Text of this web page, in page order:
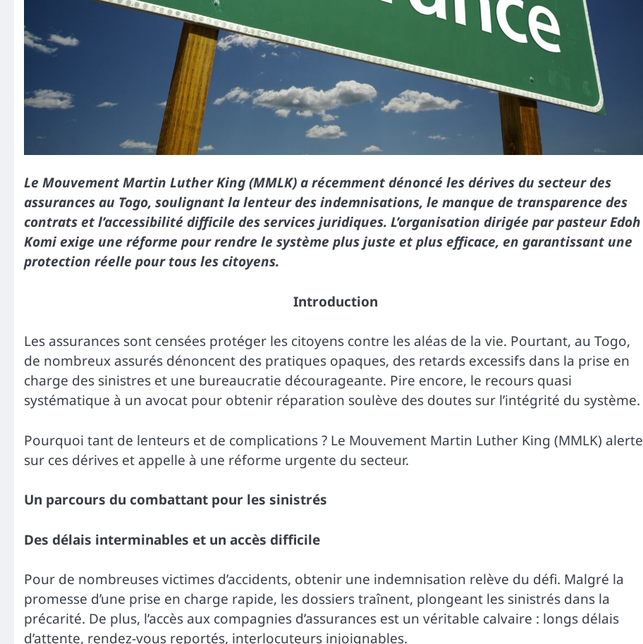
Le Mouvement Martin Luther King (MMLK) a récemment dénoncé les dérives du secteur des
assurances au Togo, soulignant la lenteur des indemnisations, le manque de transparence des
contrats et l’accessibilité difficile des services juridiques. L’organisation dirigée par pasteur Edoh
Komi exige une réforme pour rendre le système plus juste et plus efficace, en garantissant une
protection réelle pour tous les citoyens.
Introduction
Les assurances sont censées protéger les citoyens contre les aléas de la vie. Pourtant, au Togo,
de nombreux assurés dénoncent des pratiques opaques, des retards excessifs dans la prise en
charge des sinistres et une bureaucratie décourageante. Pire encore, le recours quasi
systématique à un avocat pour obtenir réparation soulève des doutes sur l’intégrité du système.
Pourquoi tant de lenteurs et de complications ? Le Mouvement Martin Luther King (MMLK) alerte
sur ces dérives et appelle à une réforme urgente du secteur.
Un parcours du combattant pour les sinistrés
Des délais interminables et un accès difficile
Pour de nombreuses victimes d’accidents, obtenir une indemnisation relève du défi. Malgré la
promesse d’une prise en charge rapide, les dossiers traînent, plongeant les sinistrés dans la
précarité. De plus, l’accès aux compagnies d’assurances est un véritable calvaire : longs délais
d’attente, rendez-vous reportés, interlocuteurs injoignables.